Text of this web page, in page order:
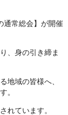
通常総会】が開催
、身の引き締ま
地域の皆様へ、
。
れています。